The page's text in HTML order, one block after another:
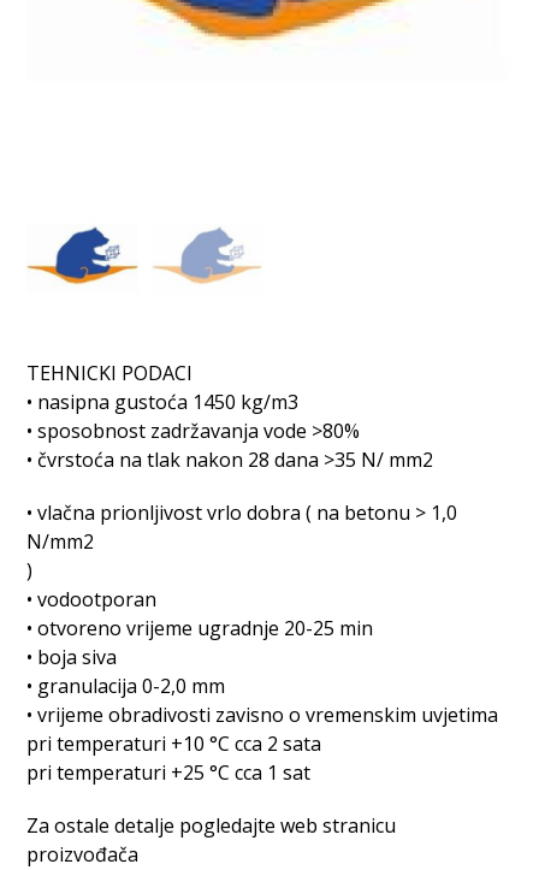
TEHNICKI PODACI
• nasipna gustoća 1450 kg/m3
• sposobnost zadržavanja vode >80%
• čvrstoća na tlak nakon 28 dana >35 N/ mm2
• vlačna prionljivost vrlo dobra ( na betonu > 1,0
N/mm2
)
• vodootporan
• otvoreno vrijeme ugradnje 20-25 min
• boja siva
• granulacija 0-2,0 mm
• vrijeme obradivosti zavisno o vremenskim uvjetima
pri temperaturi +10 °C cca 2 sata
pri temperaturi +25 °C cca 1 sat
Za ostale detalje pogledajte web stranicu
proizvođača